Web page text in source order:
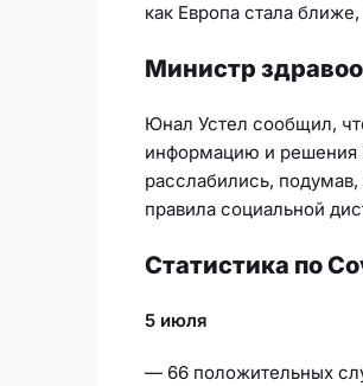
как Европа стала
Министр
Юнал Устел сообщил,
информацию и решения
расслабились, подумав,
правила социальной
Статистика по
5 июля
— 66 положительных